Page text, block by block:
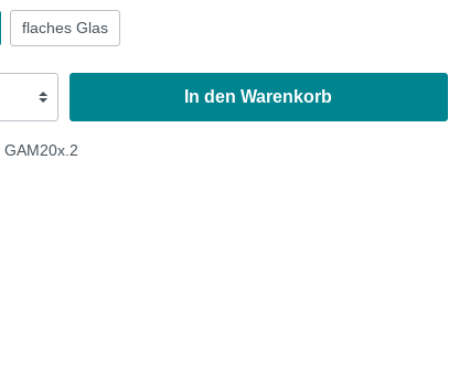
flaches Glas
In den Warenkorb
GAM20x.2